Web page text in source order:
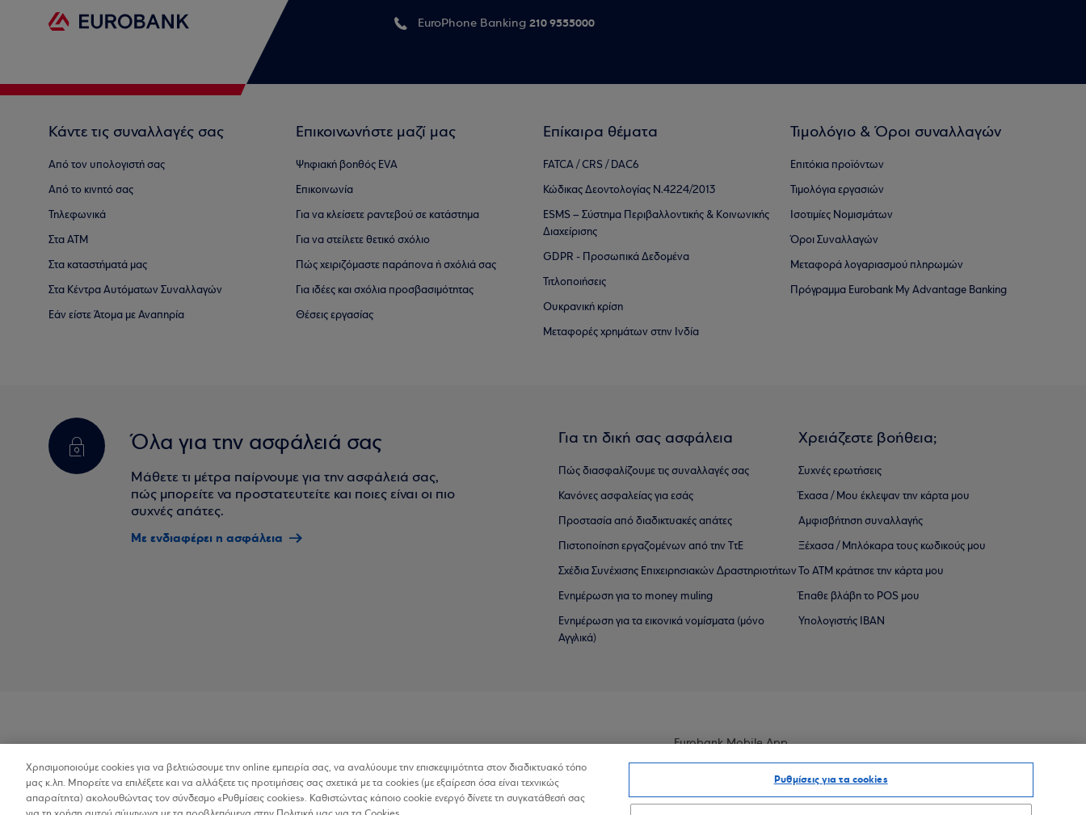
EuroPhone Banking 210 9555000
Κάντε τις συναλλαγές σας
Από τον υπολογιστή σας
Από το κινητό σας
Τηλεφωνικά
Στα ΑΤΜ
Στα καταστήματά μας
Στα Κέντρα Αυτόματων Συναλλαγών
Εάν είστε Άτομα με Αναπηρία
Επικοινωνήστε μαζί μας
Ψηφιακή βοηθός EVA
Επικοινωνία
Για να κλείσετε ραντεβού σε κατάστημα
Για να στείλετε θετικό σχόλιο
Πώς χειριζόμαστε παράπονα ή σχόλιά σας
Για ιδέες και σχόλια προσβασιμότητας
Θέσεις εργασίας
Επίκαιρα θέματα
FATCA / CRS / DAC6
Κώδικας Δεοντολογίας Ν.4224/2013
ESMS – Σύστημα Περιβαλλοντικής & Κοινωνικής
Διαχείρισης
GDPR - Προσωπικά Δεδομένα
Τιτλοποιήσεις
Ουκρανική κρίση
Μεταφορές χρημάτων στην Ινδία
Τιμολόγιο & Όροι συναλλαγών
Επιτόκια προϊόντων
Τιμολόγια εργασιών
Ισοτιμίες Νομισμάτων
Όροι Συναλλαγών
Μεταφορά λογαριασμού πληρωμών
Πρόγραμμα Eurobank My Advantage Banking
Όλα για την ασφάλειά σας
Μάθετε τι μέτρα παίρνουμε για την ασφάλειά σας,
πώς μπορείτε να προστατευτείτε και ποιες είναι οι πιο
συχνές απάτες.
Με ενδιαφέρει η ασφάλεια
Για τη δική σας ασφάλεια
Πώς διασφαλίζουμε τις συναλλαγές σας
Κανόνες ασφαλείας για εσάς
Προστασία από διαδικτυακές απάτες
Πιστοποίηση εργαζομένων από την ΤτΕ
Σχέδια Συνέχισης Επιχειρησιακών ∆ραστηριοτήτων
Ενημέρωση για το money muling
Ενημέρωση για τα εικονικά νομίσματα (μόνο
Αγγλικά)
Χρειάζεστε βοήθεια;
Συχνές ερωτήσεις
Έχασα / Μου έκλεψαν την κάρτα μου
Αμφισβήτηση συναλλαγής
Ξέχασα / Μπλόκαρα τους κωδικούς μου
Το ΑΤΜ κράτησε την κάρτα μου
Έπαθε βλάβη το POS μου
Υπολογιστής IBAN
Προσβασιμότητα
Eurobank Mobile App
Χρησιμοποιούμε cookies για να βελτιώσουμε την online εμπειρία σας, να αναλύουμε την επισκεψιμότητα στον διαδικτυακό τόπο
μας κ.λπ. Μπορείτε να επιλέξετε και να αλλάξετε τις προτιμήσεις σας σχετικά με τα cookies (με εξαίρεση όσα είναι τεχνικώς
απαραίτητα) ακολουθώντας τον σύνδεσμο «Ρυθμίσεις cookies». Καθιστώντας κάποιο cookie ενεργό δίνετε τη συγκατάθεσή σας
Ρυθμίσεις για τα cookies